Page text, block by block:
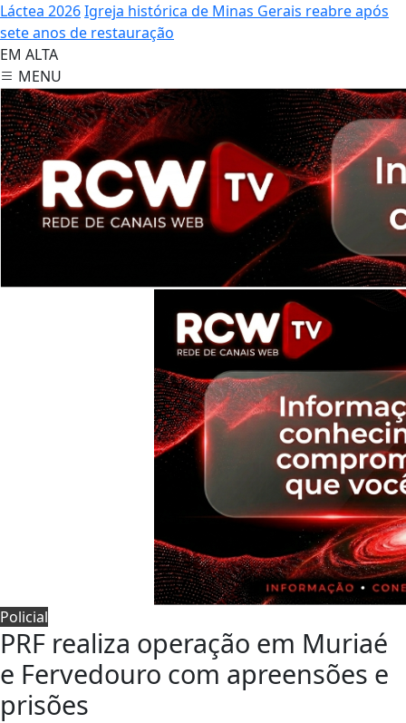
Láctea 2026Igreja histórica de Minas Gerais reabre após
sete anos de restauração
EM ALTA
MENU
Policial
PRF realiza operação em Muriaé
e Fervedouro com apreensões e
prisões